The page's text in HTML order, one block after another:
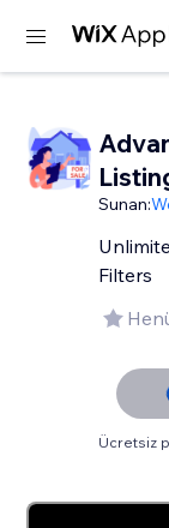
Sunan:
Filters
Ücretsiz